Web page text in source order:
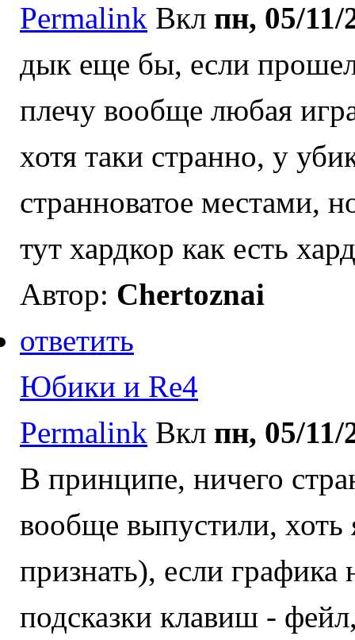
Permalink Вкл пн, 05/11/
дык еще бы, если
плечу вообще любая
хотя таки странно, у
странноватое местами,
тут хардкор как есть
Автор: Chertoznai
ответить
Юбики и Re4
Permalink Вкл пн, 05/11/
В принципе, ничего
вообще выпустили,
признать), если
подсказки клавиш -